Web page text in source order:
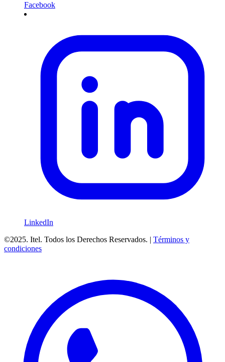
Facebook
LinkedIn
©2025. Itel. Todos los Derechos Reservados. | Términos y
condiciones